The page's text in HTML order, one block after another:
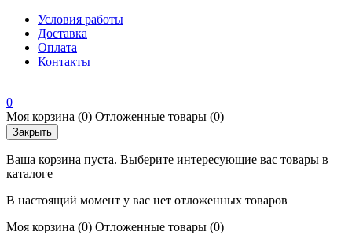
Условия работы
Доставка
Оплата
Контакты
0
Моя корзина (0) Отложенные товары (0)
Закрыть
Ваша корзина пуста. Выберите интересующие вас товары в
каталоге
В настоящий момент у вас нет отложенных товаров
Моя корзина (0) Отложенные товары (0)